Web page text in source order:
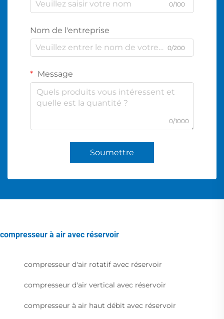
0/100
Nom de l'entreprise
0/200
Message
0/1000
Soumettre
compresseur à air avec réservoir
compresseur d'air rotatif avec réservoir
compresseur d'air vertical avec réservoir
compresseur à air haut débit avec réservoir